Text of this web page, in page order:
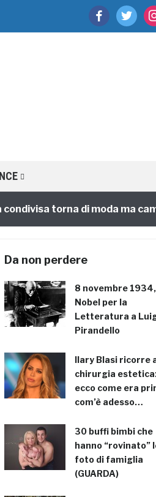
facebooktwitter
torna di moda ma cambia
Da non perdere
8 novembre 1934,
Nobel per la
Letteratura a
Pirandello
Ilary Blasi ricorre
chirurgia
ecco come era
com’è adesso…
30 buffi bimbi che
hanno “rovinato”
foto di famiglia
(GUARDA)